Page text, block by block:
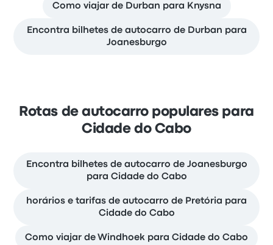
Como viajar de Durban para Knysna
Encontra bilhetes de autocarro de Durban para
Joanesburgo
Rotas de autocarro populares para
Cidade do Cabo
Encontra bilhetes de autocarro de Joanesburgo
para Cidade do Cabo
horários e tarifas de autocarro de Pretória para
Cidade do Cabo
Como viajar de Windhoek para Cidade do Cabo